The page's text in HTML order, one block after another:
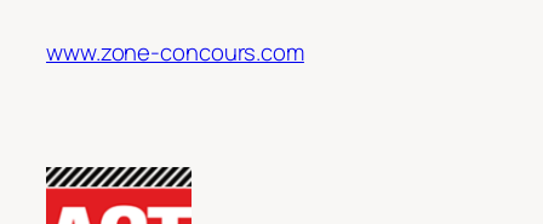
www.zone-concours.com